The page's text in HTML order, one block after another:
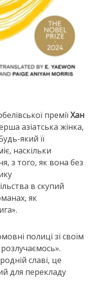
преміїХан
азіатська жінка,
який її
наскільки
з того, як вона без
в скупий
як
полиці зі своїм
славі, це
для перекладу